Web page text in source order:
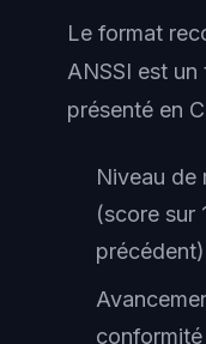
Le format
ANSSI est
présenté en
Niveau de
(score sur
précédent)